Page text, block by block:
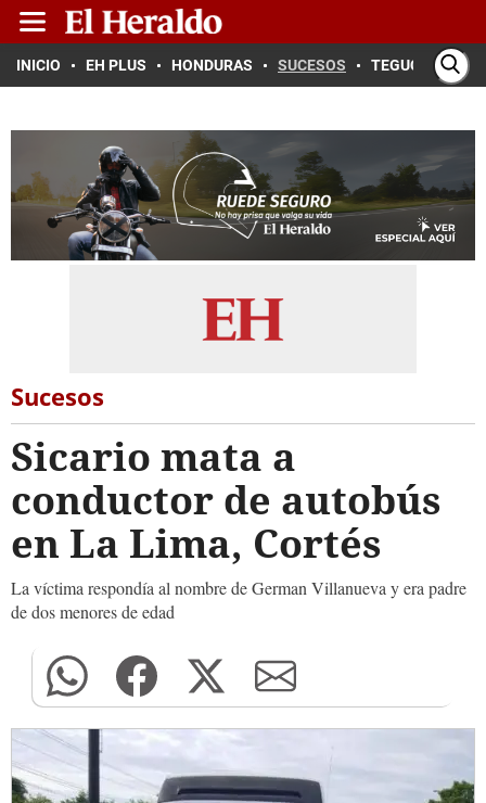
INICIO EH PLUS HONDURAS SUCESOS TEGUCIGALPA
Sucesos
Sicario mata a
conductor de autobús
en La Lima, Cortés
La víctima respondía al nombre de German Villanueva y era padre
de dos menores de edad